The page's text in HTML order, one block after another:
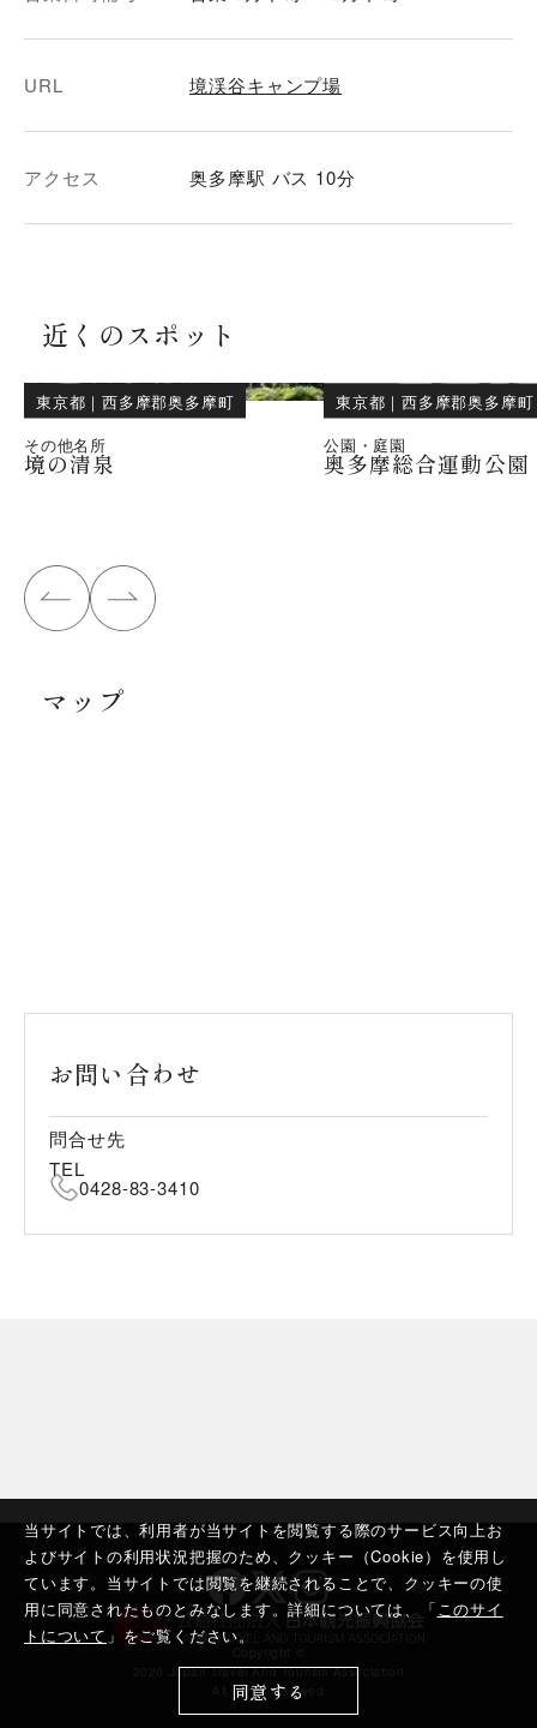
当サイトでは、利用者が当サイトを閲覧する際のサービス向上お
よびサイトの利用状況把握のため、クッキー（Cookie）を使用し
ています。当サイトでは閲覧を継続されることで、クッキーの使
用に同意されたものとみなします。詳細については、「このサイ
トについて 」をご覧ください。
同意する
URL 境渓谷キャンプ場
アクセス 奥多摩駅 バス 10分
近くのスポット
東京都 ｜西多摩郡奥多摩町
その他名所
境の清泉
東京都 ｜西多摩郡奥多摩町
公園・庭園
奥多摩総合運動公園
マップ
お問い合わせ
問合せ先
TEL
0428-83-3410
2020 Japan Travel And Tourism Association
All rights reserved